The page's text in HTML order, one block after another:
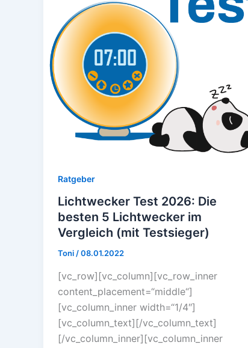
Ratgeber
Lichtwecker Test 2026: Die
besten 5 Lichtwecker im
Vergleich (mit Testsieger)
Toni/08.01.2022
[vc_row][vc_column][vc_row_inner
content_placement=“middle“]
[vc_column_inner width=“1/4″]
[vc_column_text][/vc_column_text]
[/vc_column_inner][vc_column_inner